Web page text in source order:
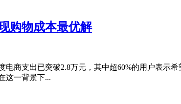
购物成本最优解
商支出已突破2.8万元，其中超60%的用户表示
这一背景下...